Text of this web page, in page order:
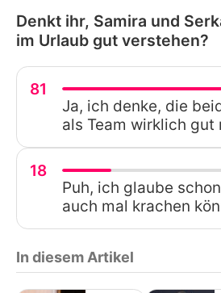
Denkt ihr, Samira und
im Urlaub gut verstehen?
81
Ja, ich denke, die
als Team wirklich gut
18
Puh, ich glaube
auch mal krachen
In diesem Artikel